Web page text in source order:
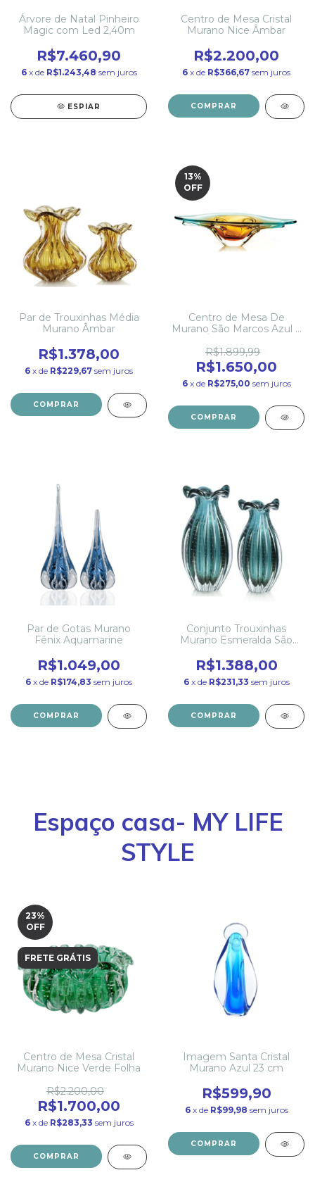
Árvore de Natal Pinheiro
Magic com Led 2,40m
R$7.460,90
6 x de R$1.243,48 sem juros
ESPIAR
Centro de Mesa Cristal
Murano Nice Âmbar
R$2.200,00
6 x de R$366,67 sem juros
COMPRAR
Par de Trouxinhas Média
Murano Âmbar
R$1.378,00
6 x de R$229,67 sem juros
COMPRAR
13%
OFF
Centro de Mesa De
Murano São Marcos Azul e
R$1.899,99
R$1.650,00
6 x de R$275,00 sem juros
COMPRAR
Par de Gotas Murano
Fênix Aquamarine
R$1.049,00
6 x de R$174,83 sem juros
COMPRAR
Conjunto Trouxinhas
Murano Esmeralda São
R$1.388,00
6 x de R$231,33 sem juros
COMPRAR
Espaço casa- MY LIFE
STYLE
23%
OFF
FRETE GRÁTIS
Centro de Mesa Cristal
Murano Nice Verde Folha
R$2.200,00
R$1.700,00
6 x de R$283,33 sem juros
COMPRAR
Imagem Santa Cristal
Murano Azul 23 cm
R$599,90
6 x de R$99,98 sem juros
COMPRAR